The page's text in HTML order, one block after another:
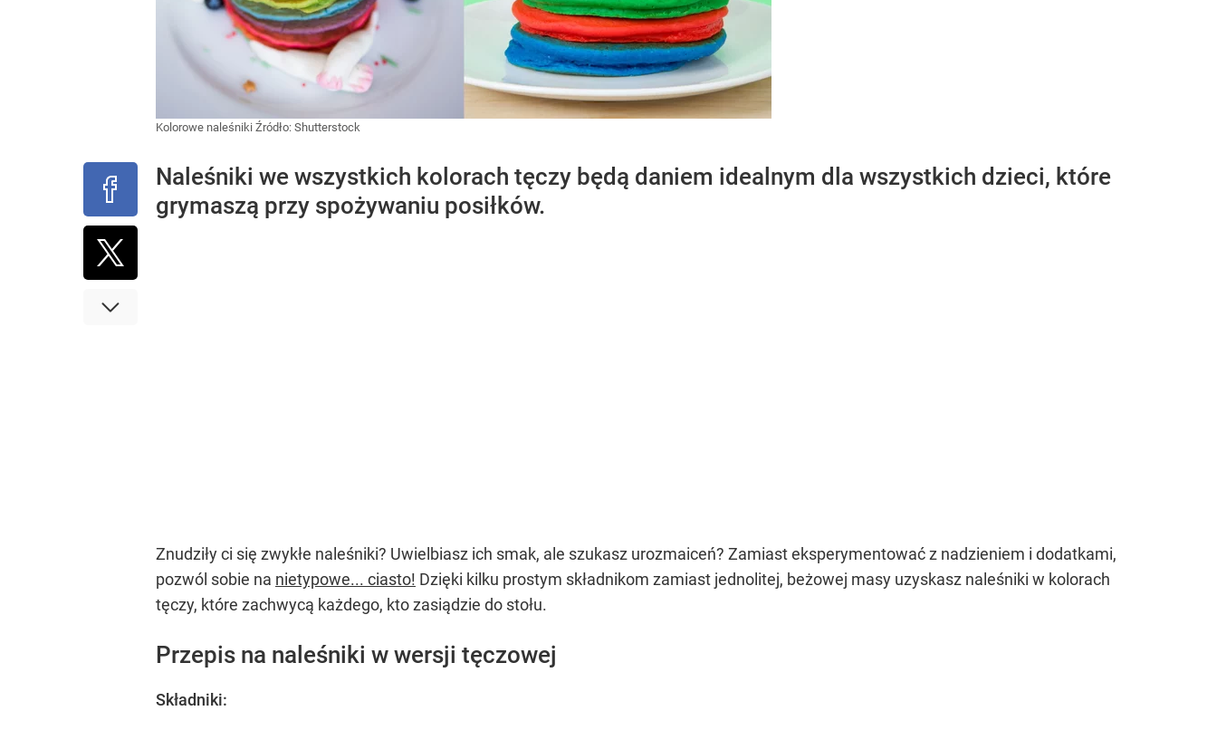
Kolorowe naleśniki Źródło: Shutterstock
Naleśniki we wszystkich kolorach tęczy będą daniem idealnym dla wszystkich dzieci, które
grymaszą przy spożywaniu posiłków.
Znudziły ci się zwykłe naleśniki? Uwielbiasz ich smak, ale szukasz urozmaiceń? Zamiast eksperymentować z nadzieniem i dodatkami,
pozwól sobie na nietypowe... ciasto! Dzięki kilku prostym składnikom zamiast jednolitej, beżowej masy uzyskasz naleśniki w kolorach
tęczy, które zachwycą każdego, kto zasiądzie do stołu.
Przepis na naleśniki w wersji tęczowej
Składniki: